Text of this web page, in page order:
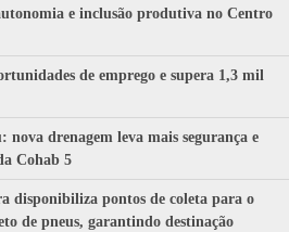
e inclusão produtiva no Centro
de emprego e supera 1,3 mil
nova drenagem leva mais segurança e
Cohab 5
disponibiliza pontos de coleta para o
de pneus, garantindo destinação